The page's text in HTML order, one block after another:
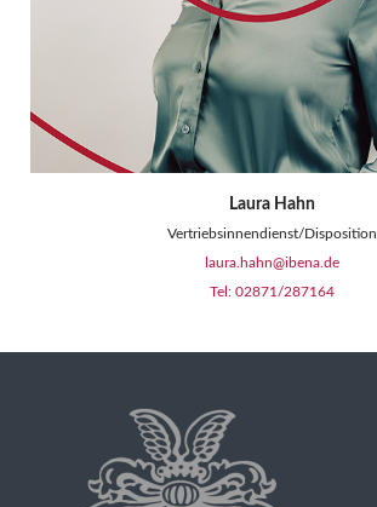
Laura Hahn
Vertriebsinnendienst/Disposition
laura.hahn@ibena.de
Tel: 02871/287164